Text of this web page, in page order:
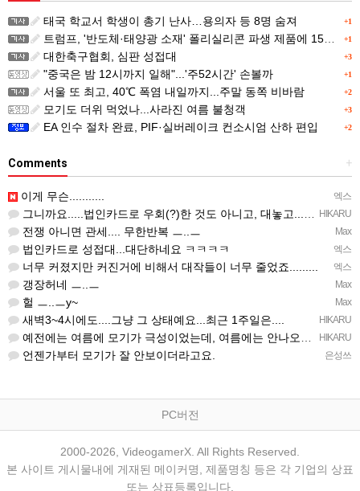
+1
태국 학교서 학생이 총기 난사…용의자 등 8명 숨져
+1
트럼프, '반도체·태양광 소재' 폴리실리콘 파생 제품에 15% 관세...한국 기업도 영향
+3
대한축구협회, 심판 성접대
+1
"중국은 밤 12시까지 일해"...'주52시간' 손볼까
+2
서울 또 최고, 40℃ 폭염 내일까지...주말 동쪽 비바람
+3
모기도 더위 먹었나...사라진 여름 불청객
+2
EA 인수 절차 완료, PIF·실버레이크 컨소시엄 산하 편입
+
Comments
엑스
이게 무슨...........
HIKARU
그니까요.....법인카드로 우회(?)한 것도 아니고, 대놓고...ㅋ ㅋ)
Max
전쟁 아니면 관세.... 무한반복 ㅡ..ㅡ
엑스
법인카드로 성접대...대단하네요 ㅋㅋㅋㅋ
엑스
너무 커졌지만 커진거에 비해서 대작들이 너무 줄었죠.........
Max
갱장허네 ㅡ..ㅡ
Max
헐 ㅡ..ㅡy~
HIKARU
새벽3~4시에도....그냥 그 상태예요...최근 1주일은....
HIKARU
예전에는 여름에 모기가 극성이었는데, 여름에는 안나오는 것 같은.....ㅎ ㅎ)
은성쓰
언젠가부터 모기가 잘 안보이더라고요.
PC버전
2000-2026, VideogamerX. All Rights Reserved.
본 사이트 게시물내에 게재된 메이커명, 제품명칭 등은 각 기업의 상표
또는 상표등록입니다.